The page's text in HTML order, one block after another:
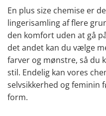
En plus size chemise er
lingerisamling af flere
den komfort uden at gå
det andet kan du vælge
farver og mønstre, så du
stil. Endelig kan vores
selvsikkerhed og feminin
form.